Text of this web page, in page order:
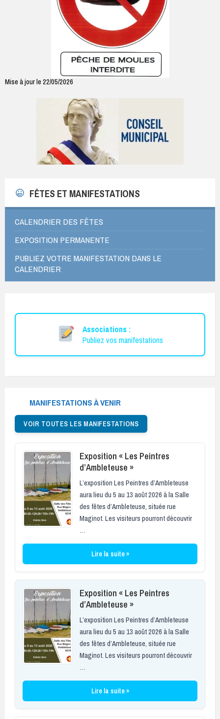
Mise à jour le 22/05/2026
FÊTES ET MANIFESTATIONS
CALENDRIER DES FÊTES
EXPOSITION PERMANENTE
PUBLIEZ VOTRE MANIFESTATION DANS LE
CALENDRIER
Associations :
Publiez vos manifestations
MANIFESTATIONS À VENIR
VOIR TOUTES LES MANIFESTATIONS
Exposition « Les Peintres
d’Ambleteuse »
L’exposition Les Peintres d’Ambleteuse
aura lieu du 5 au 13 août 2026 à la Salle
des fêtes d’Ambleteuse, située rue
Maginot. Les visiteurs pourront découvrir
…
Lire la suite »
Exposition « Les Peintres
d’Ambleteuse »
L’exposition Les Peintres d’Ambleteuse
aura lieu du 5 au 13 août 2026 à la Salle
des fêtes d’Ambleteuse, située rue
Maginot. Les visiteurs pourront découvrir
…
Lire la suite »